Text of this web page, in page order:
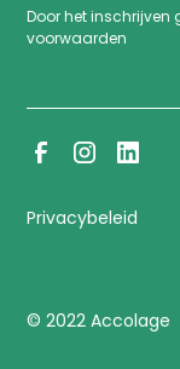
Door het
voorwaarden
© 2022 Accolage
Privacybeleid